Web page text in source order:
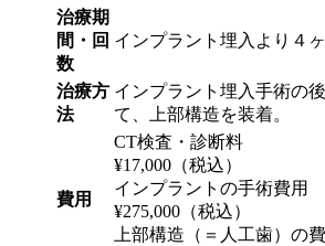
治療期
間・回
数
インプラント埋入より４
治療方
法
インプラント埋入手術の
て、上部構造を装着。
費用
CT検査・診断料
¥17,000（税込）
インプラントの手術費用
¥275,000（税込）
上部構造（＝人工歯）の